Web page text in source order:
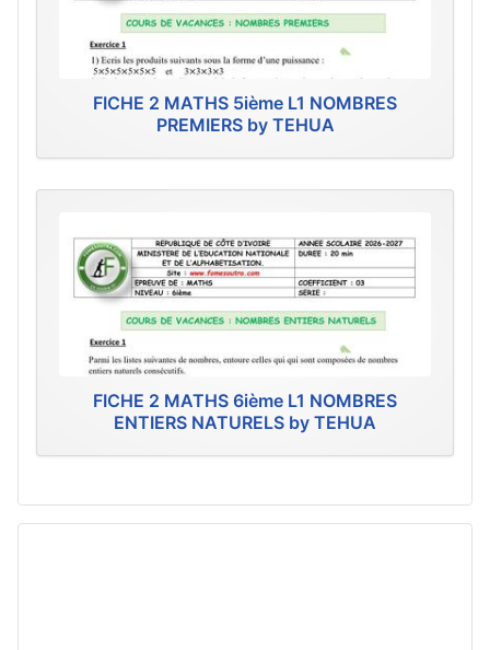
FICHE 2 MATHS 5ième L1 NOMBRES
PREMIERS by TEHUA
FICHE 2 MATHS 6ième L1 NOMBRES
ENTIERS NATURELS by TEHUA